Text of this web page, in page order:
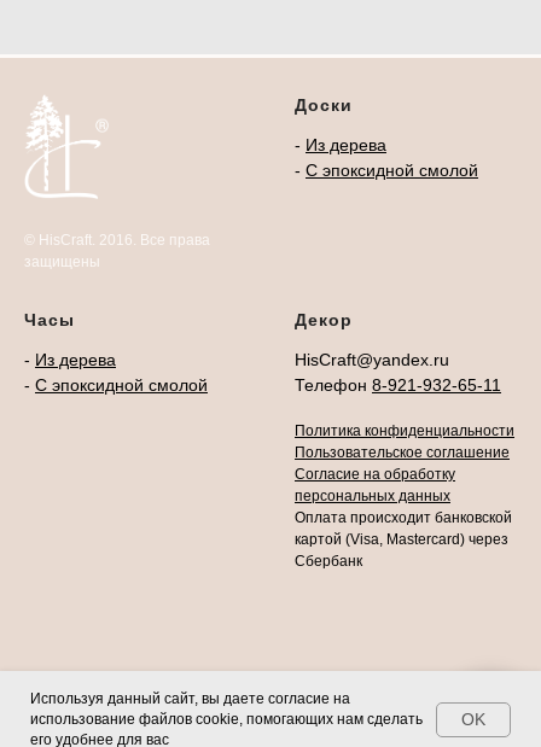
Используя данный сайт, вы даете согласие на
использование файлов cookie, помогающих нам сделать
его удобнее для вас
OK
Свяжитесь с нами!
© HisCraft. 2016. Все права
защищены
Доски
- Из дерева
- С эпоксидной смолой
Часы
- Из дерева
- С эпоксидной смолой
Декор
HisCraft@yandex.ru
Телефон 8-921-932-65-11
Политика конфиденциальности
Пользовательское соглашение
Согласие на обработку
персональных данных
Оплата происходит банковской
картой (Visa, Mastercard) через
Сбербанк
Made on Tilda